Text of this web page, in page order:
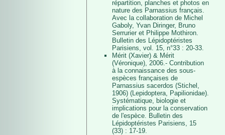
répartition, planches et photos en
nature des Parnassius français.
Avec la collaboration de Michel
Gaboly, Yvan Diringer, Bruno
Serrurier et Philippe Mothiron.
Bulletin des Lépidoptéristes
Parisiens, vol. 15, n°33 : 20-33.
Mérit (Xavier) & Mérit
(Véronique), 2006.- Contribution
à la connaissance des sous-
espèces françaises de
Parnassius sacerdos (Stichel,
1906) (Lepidoptera, Papilionidae).
Systématique, biologie et
implications pour la conservation
de l'espèce. Bulletin des
Lépidoptéristes Parisiens, 15
(33) : 17-19.